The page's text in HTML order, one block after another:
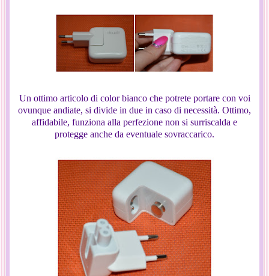
Un ottimo articolo di color bianco che potrete portare con voi
ovunque andiate, si divide in due in caso di necessità. Ottimo,
affidabile, funziona alla perfezione non si surriscalda e
protegge anche da eventuale sovraccarico.